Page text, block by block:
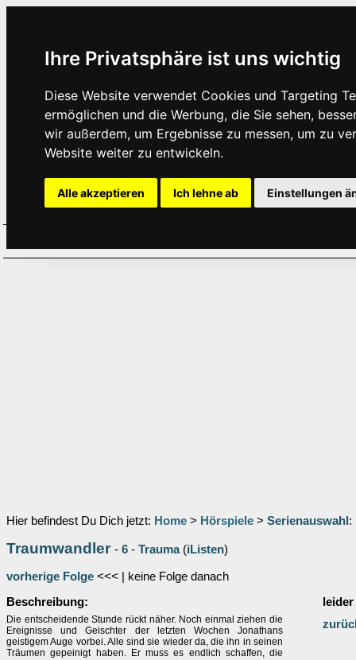
Ihre Privatsphäre ist uns wichtig
Diese Website verwendet Cookies und Targeting
ermöglichen und die Werbung, die Sie sehen,
wir außerdem, um Ergebnisse zu messen, um zu
Website weiter zu entwickeln.
Alle akzeptieren Ich lehne ab Einstellungen
Hier befindest Du Dich jetzt: Home > Hörspiele > Serienauswahl :
Traumwandler - 6 - Trauma(iListen)
vorherige Folge <<< | keine Folge danach
Beschreibung:
Die entscheidende Stunde rückt näher. Noch einmal ziehen die
Ereignisse und Geischter der letzten Wochen Jonathans
geistigem Auge vorbei. Alle sind sie wieder da, die ihn in seinen
Träumen gepeinigt haben. Er muss es endlich schaffen, die